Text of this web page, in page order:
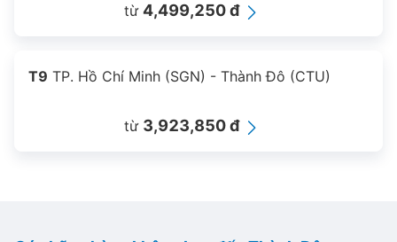
từ 4,499,250 đ
T9 TP. Hồ Chí Minh (SGN) - Thành Đô (CTU)
từ 3,923,850 đ